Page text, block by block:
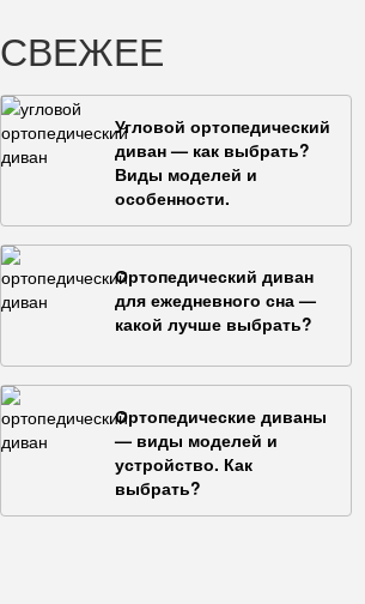
СВЕЖЕЕ
Угловой ортопедический
диван — как выбрать?
Виды моделей и
особенности.
Ортопедический диван
для ежедневного сна —
какой лучше выбрать?
Ортопедические диваны
— виды моделей и
устройство. Как
выбрать?